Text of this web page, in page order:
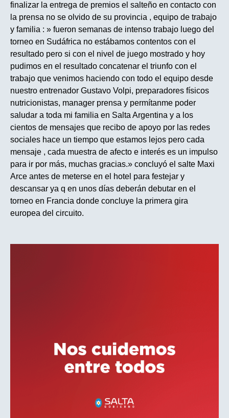
finalizar la entrega de premios el salteño en contacto con
la prensa no se olvido de su provincia , equipo de trabajo
y familia : » fueron semanas de intenso trabajo luego del
torneo en Sudáfrica no estábamos contentos con el
resultado pero si con el nivel de juego mostrado y hoy
pudimos en el resultado concatenar el triunfo con el
trabajo que venimos haciendo con todo el equipo desde
nuestro entrenador Gustavo Volpi, preparadores físicos
nutricionistas, manager prensa y permítanme poder
saludar a toda mi familia en Salta Argentina y a los
cientos de mensajes que recibo de apoyo por las redes
sociales hace un tiempo que estamos lejos pero cada
mensaje , cada muestra de afecto e interés es un impulso
para ir por más, muchas gracias.» concluyó el salte Maxi
Arce antes de meterse en el hotel para festejar y
descansar ya q en unos días deberán debutar en el
torneo en Francia donde concluye la primera gira
europea del circuito.